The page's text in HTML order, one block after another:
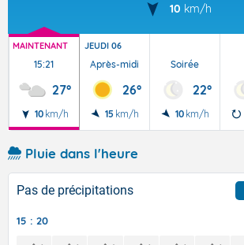
10 km/h
MAINTENANT
15:21
27°
10 km/h
JEUDI 06
Après-midi
26°
15 km/h
Soirée
22°
10 km/h
Pluie dans l'heure
Pas de précipitations
15 : 20